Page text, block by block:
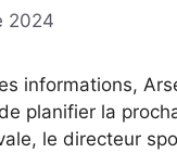
2024
informations,
planifier la
le directeur